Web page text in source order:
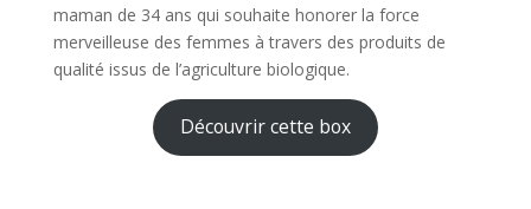
maman de 34 ans qui souhaite honorer la force
merveilleuse des femmes à travers des produits de
qualité issus de l’agriculture biologique.
Découvrir cette box